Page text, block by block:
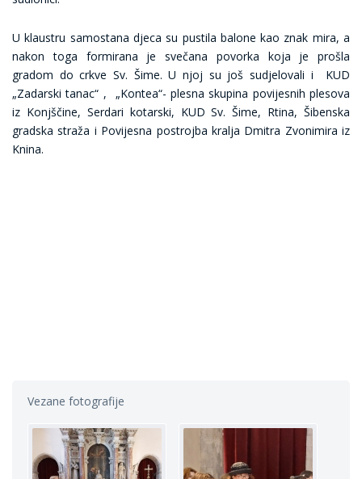
U klaustru samostana djeca su pustila balone kao znak mira, a
nakon toga formirana je svečana povorka koja je prošla
gradom do crkve Sv. Šime. U njoj su još sudjelovali i KUD
„Zadarski tanac“ , „Kontea“- plesna skupina povijesnih plesova
iz Konjščine, Serdari kotarski, KUD Sv. Šime, Rtina, Šibenska
gradska straža i Povijesna postrojba kralja Dmitra Zvonimira iz
Knina.
Vezane fotografije